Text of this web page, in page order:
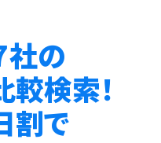
社の
較検索！
割で